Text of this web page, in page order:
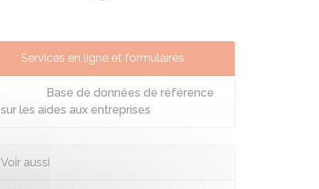
Services en ligne et formulaires
Base de données de référence
sur les aides aux entreprises
Voir aussi